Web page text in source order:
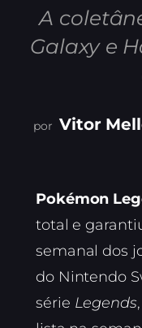
A
Galaxy e
Vitor
Pokémon
total e
semanal dos
do Nintendo
série Legends